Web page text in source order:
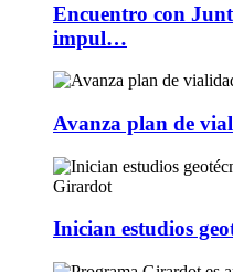
Encuentro con
impul…
Avanza plan de
Inician estudios